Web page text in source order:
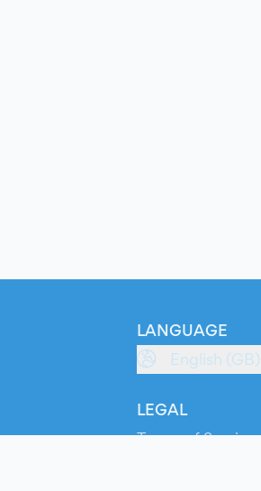
LANGUAGE
English (GB)
LEGAL
Terms of Service